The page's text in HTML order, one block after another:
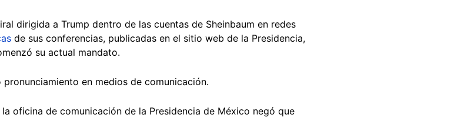
dirigida a Trump dentro de las cuentas de Sheinbaum en redes
de sus conferencias, publicadas en el sitio web de la Presidencia,
su actual mandato.
en medios de comunicación.
oficina de comunicación de la Presidencia de México negó que